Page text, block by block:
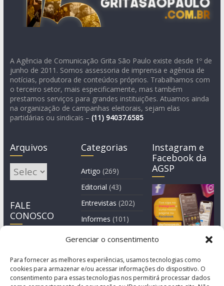
Gerenciar o consentimento
Para fornecer as melhores experiências, usamos tecnologias como
cookies para armazenar e/ou acessar informações do dispositivo. O
consentimento para essas tecnologias nos permitirá processar dados
A Agência de Comunicação Grita São Paulo existe desde 1º de
junho de 2011. Somos assessoria de imprensa e agência de
notícias, produtora de conteúdos próprios. Trabalhamos com
o terceiro setor, mais especificamente, mas também
prestamos serviços para grandes instituições. Atuamos ainda
na organização de campanhas eleitorais, sejam elas
partidárias ou sindicais – (11) 94037.6585
Arquivos
Arquivos
FALE
CONOSCO
Categorias
Artigo (269)
Editorial (43)
Entrevistas (202)
Informes (101)
Instagram e
Facebook da
AGSP